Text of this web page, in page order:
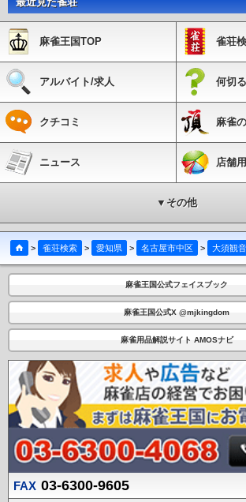
麻雀王国TOP 雀荘
アルバイト/求人 何切る
クチコミ 麻雀
ニュース 店舗
▼その他
> 雀荘検索 > 愛知県 > 名古屋市中区 > 大須観
麻雀王国公式フェイスブック
麻雀王国公式X @mjkingdom
麻雀用品解説サイト AMOSナビ
FAX 03-6300-9605